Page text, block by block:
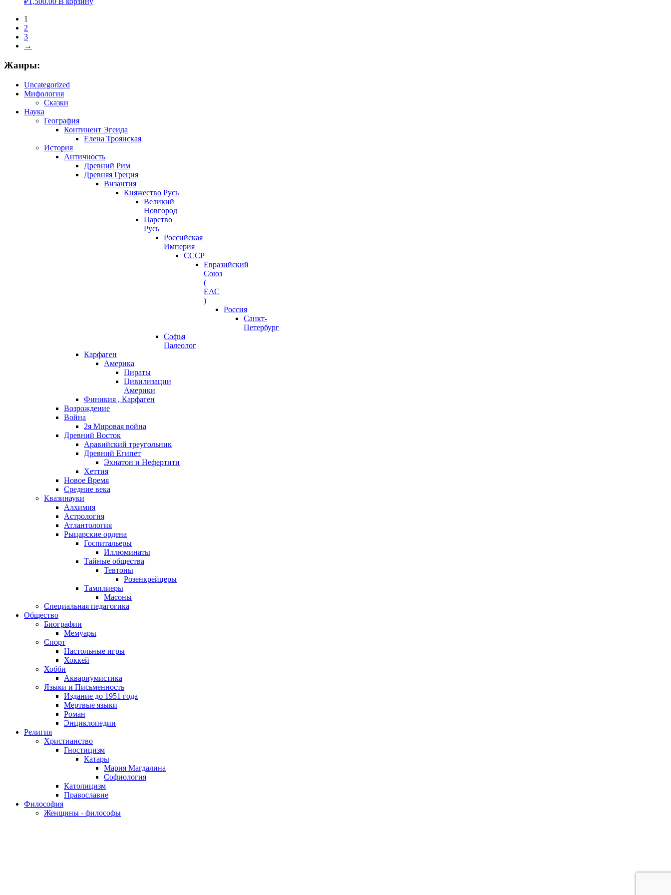
1
2
3
→
Жанры:
Uncategorized
Мифология
Сказки
Наука
География
Континент Эгеида
Елена Троянская
История
Античность
Древний Рим
Древняя Греция
Византия
Княжество Русь
Великий
Новгород
Царство
Русь
Российская
Империя
СССР
Евразийский
Союз
(
ЕАС
)
Россия
Санкт-
Петербург
Софья
Палеолог
Карфаген
Америка
Пираты
Цивилизации
Америки
Финикия , Карфаген
Возрождение
Война
2я Мировая война
Древний Восток
Аравийский треугольник
Древний Египет
Эхнатон и Нефертити
Хеттия
Новое Время
Средние века
Квазинауки
Алхимия
Астрология
Атлантология
Рыцарские ордена
Госпитальеры
Иллюминаты
Тайные общества
Тевтоны
Розенкрейцеры
Тамплиеры
Масоны
Специальная педагогика
Общество
Биографии
Мемуары
Спорт
Настольные игры
Хоккей
Хобби
Аквариумистика
Языки и Письменность
Издание до 1951 года
Мертвые языки
Роман
Энциклопедии
Религия
Христианство
Гностицизм
Катары
Мария Магдалина
Софиология
Католицизм
Православие
Философия
Женщины - философы